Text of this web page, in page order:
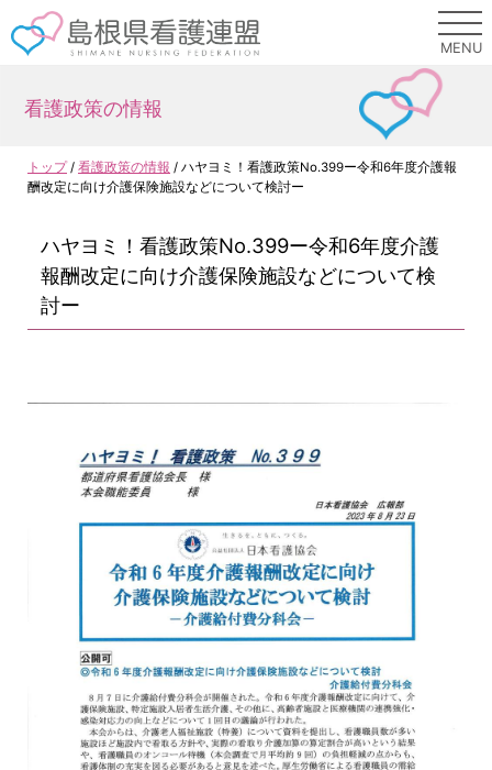
このページの本文へ
MENU
看護政策の情報
現
在
置：
トップ/ 看護政策の情報 / ハヤヨミ！看護政策No.399ー令和6年度介護報
酬改定に向け介護保険施設などについて検討ー
ハヤヨミ！看護政策No.399ー令和6年度介護
報酬改定に向け介護保険施設などについて検
討ー